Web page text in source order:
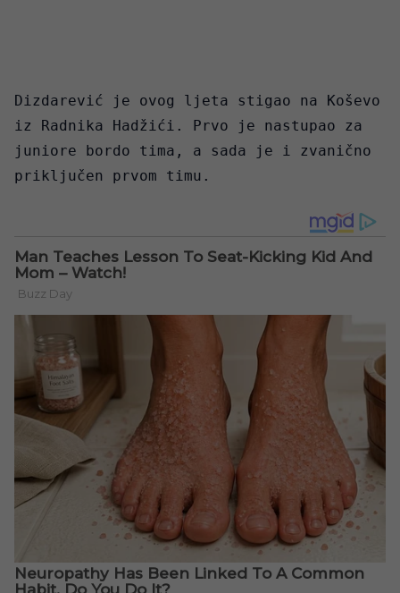
Dizdarević je ovog ljeta stigao na Koševo
iz Radnika Hadžići. Prvo je nastupao za
juniore bordo tima, a sada je i zvanično
priključen prvom timu.